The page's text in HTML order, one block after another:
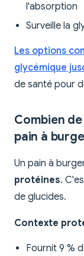
l'absorption
Surveille la
Les options
glycémique
de santé pour
Combien
pain à
Un pain à
protéines.
de glucides.
Contexte
Fournit 9 %